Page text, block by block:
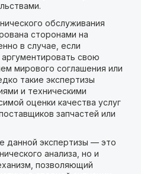
обслуживания
сторонами на
в случае, если
свою
мирового соглашения или
такие экспертизы
и техническими
оценки качества услуг
запчастей или
данной экспертизы — это
анализа, но и
позволяющий